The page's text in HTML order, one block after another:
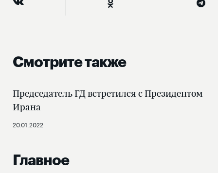
Смотрите также
Председатель ГД встретился с Президентом
Ирана
20.01.2022
Главное